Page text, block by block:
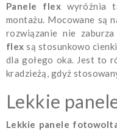
Panele flex wyróżnia
montażu. Mocowane są
rozwiązanie nie
flex są stosunkowo
dla gołego oka. Jest to
kradzieżą, gdyż
Lekkie
Lekkie panele